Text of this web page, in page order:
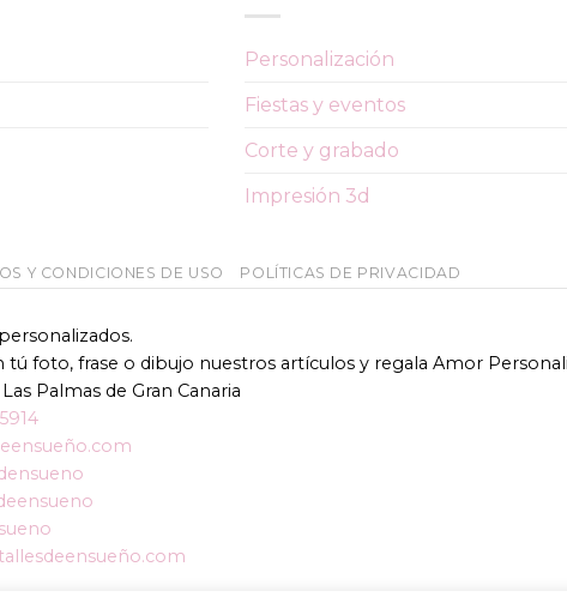
Personalización
Fiestas y eventos
Corte y grabado
Impresión 3d
Y CONDICIONES DE USO POLÍTICAS DE PRIVACIDAD
tú foto, frase o dibujo nuestros artículos y regala Amor
Palmas de Gran Canaria